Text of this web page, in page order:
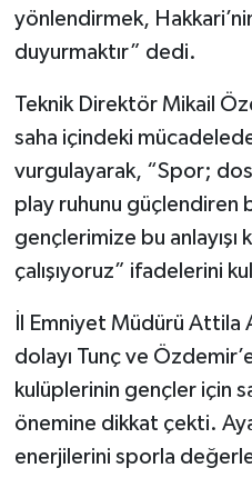
yönlendirmek, Hakkari’nin
duyurmaktır” dedi.
Teknik Direktör Mikail
saha içindeki
vurgulayarak, “Spor;
play ruhunu güçlendiren
gençlerimize bu anlayışı
çalışıyoruz” ifadelerini
İl Emniyet Müdürü
dolayı Tunç ve
kulüplerinin gençler için
önemine dikkat çekti.
enerjilerini sporla